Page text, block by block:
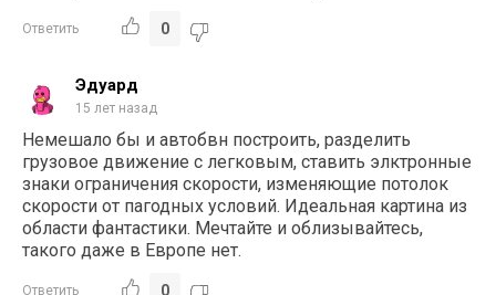
Ответить 0
Эдуард
15 лет назад
Немешало бы и автобвн построить, разделить
грузовое движение с легковым, ставить элктронные
знаки ограничения скорости, изменяющие потолок
скорости от пагодных условий. Идеальная картина из
области фантастики. Мечтайте и облизывайтесь,
такого даже в Европе нет.
Ответить 0